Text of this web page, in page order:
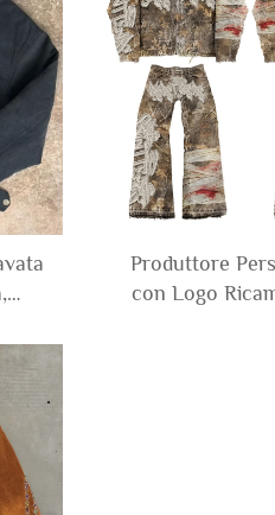
Produttore
con Logo